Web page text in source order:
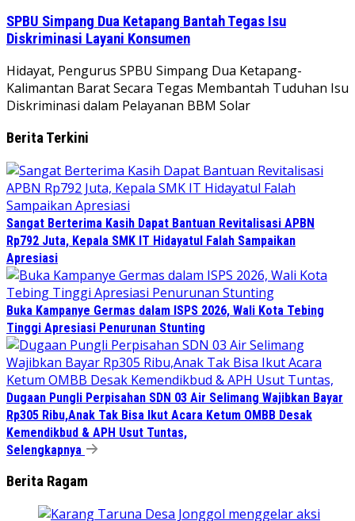
SPBU Simpang Dua Ketapang Bantah Tegas Isu
Diskriminasi Layani Konsumen
Hidayat, Pengurus SPBU Simpang Dua Ketapang-
Kalimantan Barat Secara Tegas Membantah Tuduhan Isu
Diskriminasi dalam Pelayanan BBM Solar
Berita Terkini
Sangat Berterima Kasih Dapat Bantuan Revitalisasi APBN
Rp792 Juta, Kepala SMK IT Hidayatul Falah Sampaikan
Apresiasi
Buka Kampanye Germas dalam ISPS 2026, Wali Kota Tebing
Tinggi Apresiasi Penurunan Stunting
Dugaan Pungli Perpisahan SDN 03 Air Selimang Wajibkan Bayar
Rp305 Ribu,Anak Tak Bisa Ikut Acara Ketum OMBB Desak
Kemendikbud & APH Usut Tuntas,
Selengkapnya
Berita Ragam